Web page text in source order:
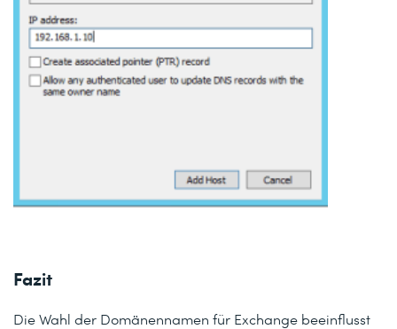
Fazit
Die Wahl der Domänennamen für Exchange beeinflusst